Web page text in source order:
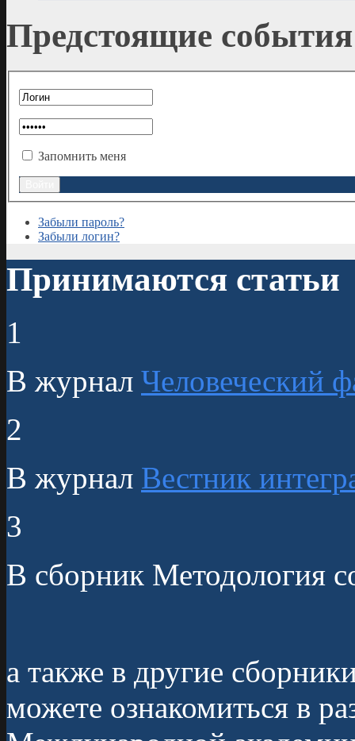
Предстоящие события
Запомнить меня
Забыли пароль?
Забыли логин?
Принимаются статьи
1
В журнал Человеческий
2
В журнал Вестник
3
В сборник Методология
а также в другие
можете ознакомиться в